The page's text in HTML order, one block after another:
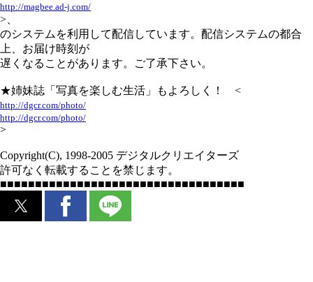
http://magbee.ad-j.com/
>、
のシステムを利用して配信しています。配信システムの都合
上、お届け時刻が
遅くなることがあります。ご了承下さい。
★姉妹誌「写真を楽しむ生活」もよろしく！ <
http://dgcr.com/photo/
http://dgcr.com/photo/
>
Copyright(C), 1998-2005 デジタルクリエイターズ
許可なく転載することを禁じます。
■■■■■■■■■■■■■■■■■■■■■■■■■■■■■■■■■■■